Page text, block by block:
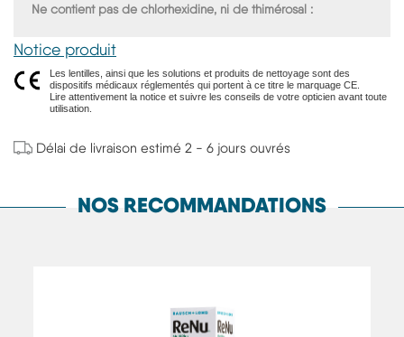
Ne contient pas de chlorhexidine, ni de thimérosal
Notice produit
Les lentilles, ainsi que les solutions et produits de nettoyage sont des
dispositifs médicaux réglementés qui portent à ce titre le marquage CE.
Lire attentivement la notice et suivre les conseils de votre opticien avant toute
utilisation.
Délai de livraison estimé 2 - 6 jours ouvrés
NOS RECOMMANDATIONS